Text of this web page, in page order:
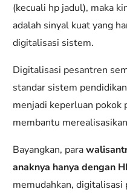
(kecuali hp jadul), maka
adalah sinyal kuat yang
digitalisasi sistem.
Digitalisasi pesantren
standar sistem
menjadi keperluan pokok
membantu
Bayangkan, para
anaknya hanya dengan
memudahkan, digitalisasi